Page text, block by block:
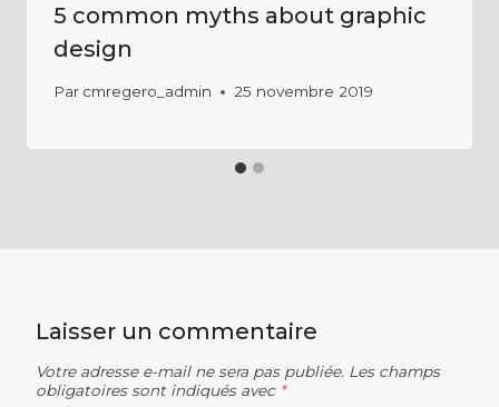
5 common myths about graphic
design
Par cmregero_admin 25 novembre 2019
Laisser un commentaire
Votre adresse e-mail ne sera pas publiée. Les champs
obligatoires sont indiqués avec *